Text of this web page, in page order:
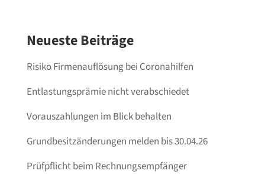
Neueste Beiträge
Risiko Firmenauflösung bei Coronahilfen
Entlastungsprämie nicht verabschiedet
Vorauszahlungen im Blick behalten
Grundbesitzänderungen melden bis 30.04.26
Prüfpflicht beim Rechnungsempfänger